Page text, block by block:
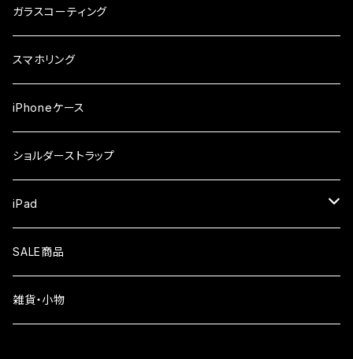
ガラスフィルム
シンプルスマホ
ガラスフィルム
らくらくスマホ
ガラスフィルム
OPPO
ガラスフィルム
Xiaomi
ガラスフィルム
iPhone17e
iPhone17ProMax
iPhone16
iPhone15
Android
ガラスコーティング
スマホリング
iPhoneケース
ショルダーストラップ
iPad
液晶フィルム
SALE商品
雑貨・小物